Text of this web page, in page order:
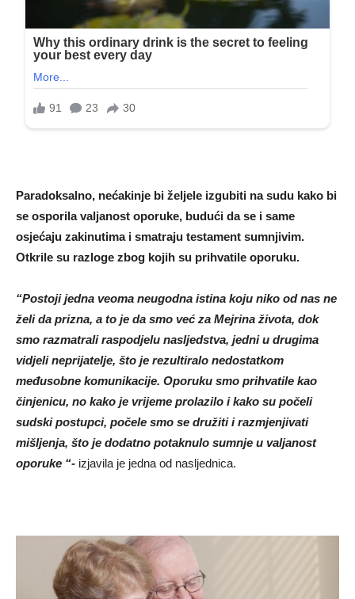
Paradoksalno, nećakinje bi željele izgubiti na sudu kako bi
se osporila valjanost oporuke, budući da se i same
osjećaju zakinutima i smatraju testament sumnjivim.
Otkrile su razloge zbog kojih su prihvatile oporuku.
“Postoji jedna veoma neugodna istina koju niko od nas ne
želi da prizna, a to je da smo već za Mejrina života, dok
smo razmatrali raspodjelu nasljedstva, jedni u drugima
vidjeli neprijatelje, što je rezultiralo nedostatkom
međusobne komunikacije. Oporuku smo prihvatile kao
činjenicu, no kako je vrijeme prolazilo i kako su počeli
sudski postupci, počele smo se družiti i razmjenjivati
mišljenja, što je dodatno potaknulo sumnje u valjanost
oporuke “- izjavila je jedna od nasljednica.